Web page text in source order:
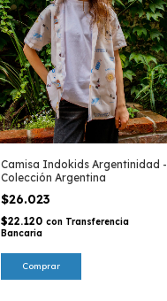
Camisa Indokids Argentinidad -
Colección Argentina
$26.023
$22.120 con Transferencia
Bancaria
Comprar